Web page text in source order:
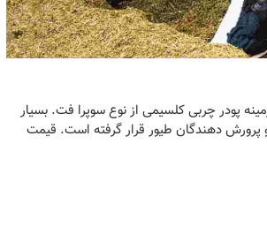
پودر چربی کلسیمی از نوع سوپرا فت. بسیار
و پرورش دهندگان طیور قرار گرفته است. قیمت